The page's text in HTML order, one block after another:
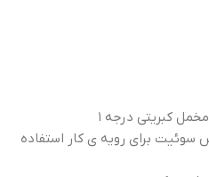
کبریتی درجه ۱
برای رویه ی کار استفاده